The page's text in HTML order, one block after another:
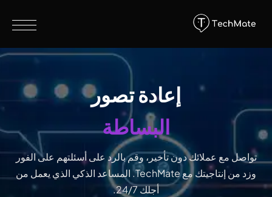
إعادة تصور
البساطة
تواصل مع عملائك دون تأخير، وقم بالرد على أسئلتهم على الفور
وزد من إنتاجيتك مع TechMate. المساعد الذكي الذي يعمل من
أجلك 24/7.